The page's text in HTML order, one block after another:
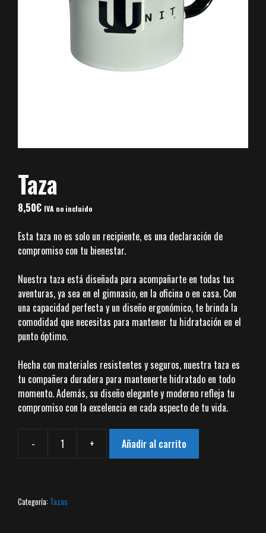
Taza
8,50€ IVA no incluido
Esta taza no es solo un recipiente, es una declaración de
compromiso con tu bienestar.
Nuestra taza está diseñada para acompañarte en todas tus
aventuras, ya sea en el gimnasio, en la oficina o en casa. Con
una capacidad perfecta y un diseño ergonómico, te brinda la
comodidad que necesitas para mantener tu hidratación en el
punto óptimo.
Hecha con materiales resistentes y seguros, nuestra taza es
tu compañera duradera para mantenerte hidratado en todo
momento. Además, su diseño elegante y moderno refleja tu
compromiso con la excelencia en cada aspecto de tu vida.
- + Añadir al carrito
Categoría: Tazas